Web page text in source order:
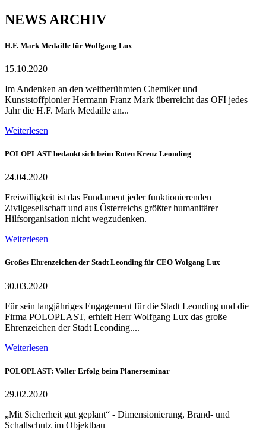
NEWS ARCHIV
H.F. Mark Medaille für Wolfgang Lux
15.10.2020
Im Andenken an den weltberühmten Chemiker und
Kunststoffpionier Hermann Franz Mark überreicht das OFI jedes
Jahr die H.F. Mark Medaille an...
Weiterlesen
POLOPLAST bedankt sich beim Roten Kreuz Leonding
24.04.2020
Freiwilligkeit ist das Fundament jeder funktionierenden
Zivilgesellschaft und aus Österreichs größter humanitärer
Hilfsorganisation nicht wegzudenken.
Weiterlesen
Großes Ehrenzeichen der Stadt Leonding für CEO Wolgang Lux
30.03.2020
Für sein langjähriges Engagement für die Stadt Leonding und die
Firma POLOPLAST, erhielt Herr Wolfgang Lux das große
Ehrenzeichen der Stadt Leonding....
Weiterlesen
POLOPLAST: Voller Erfolg beim Planerseminar
29.02.2020
„Mit Sicherheit gut geplant“ - Dimensionierung, Brand- und
Schallschutz im Objektbau